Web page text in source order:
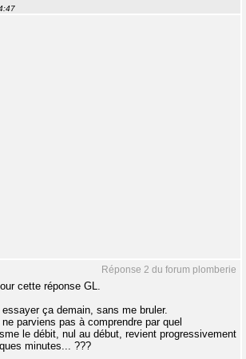
Réponse 2 du forum plomberie
cette réponse GL.
ça demain, sans me bruler.
parviens pas à comprendre par quel
le débit, nul au début, revient progressivement
minutes... ???